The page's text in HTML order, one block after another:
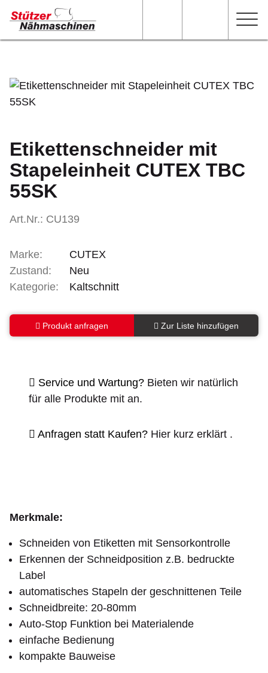
Etikettenschneider mit
Stapeleinheit CUTEX TBC
55SK
Art.Nr.: CU139
Marke:
CUTEX
Zustand:
Neu
Kategorie:
Kaltschnitt
Produkt anfragen Zur Liste hinzufügen
Service und Wartung? Bieten wir natürlich
für alle Produkte mit an.
Anfragen statt Kaufen? Hier kurz erklärt .
Merkmale:
Schneiden von Etiketten mit Sensorkontrolle
Erkennen der Schneidposition z.B. bedruckte
Label
automatisches Stapeln der geschnittenen Teile
Schneidbreite: 20-80mm
Auto-Stop Funktion bei Materialende
einfache Bedienung
kompakte Bauweise